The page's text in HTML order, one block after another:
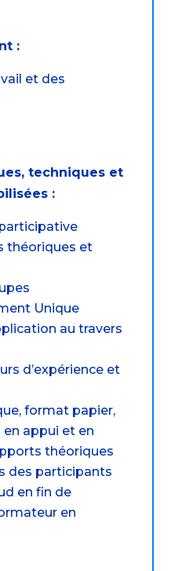
:
et des
techniques et
:
théoriques et
Unique
au travers
d’expérience et
format papier,
appui et en
théoriques
des participants
en fin de
en